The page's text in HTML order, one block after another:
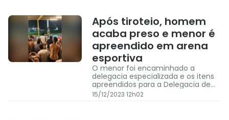
Após tiroteio, homem
acaba preso e menor é
apreendido em arena
esportiva
O menor foi encaminhado a
delegacia especializada e os itens
apreendidos para a Delegacia de
Furtos e Roubos.
15/12/2023 12h02